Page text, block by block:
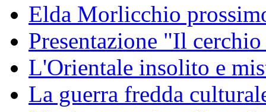
Elda Morlicchio
Presentazione "Il
L'Orientale insolito e
La guerra fredda